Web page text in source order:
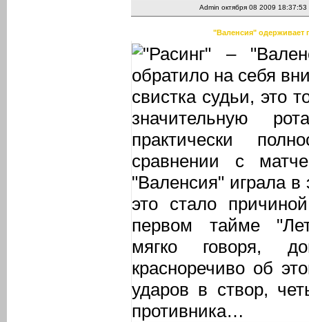
Admin октября 08 2009 18:37:53
"Валенсия"
"Расинг" –
обратило на себя
свистка судьи, это
значительную
практически
сравнении с
"Валенсия" играла в
это стало
первом тайме
мягко говоря,
красноречиво об
ударов в створ,
противника…